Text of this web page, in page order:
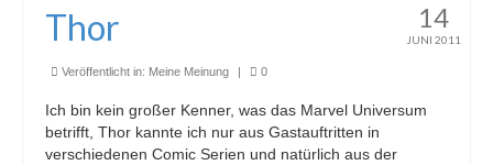
14
JUNI 2011
Thor
Veröffentlicht in: Meine Meinung 0
Ich bin kein großer Kenner, was das Marvel Universum
betrifft, Thor kannte ich nur aus Gastauftritten in
verschiedenen Comic Serien und natürlich aus der